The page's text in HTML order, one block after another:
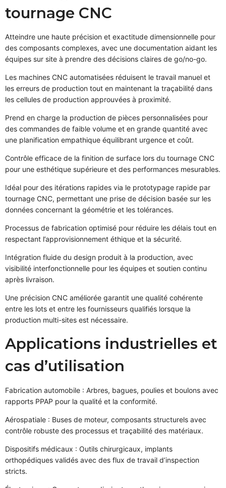
tournage CNC
Atteindre une haute précision et exactitude dimensionnelle pour
des composants complexes, avec une documentation aidant les
équipes sur site à prendre des décisions claires de go/no-go.
Les machines CNC automatisées réduisent le travail manuel et
les erreurs de production tout en maintenant la traçabilité dans
les cellules de production approuvées à proximité.
Prend en charge la production de pièces personnalisées pour
des commandes de faible volume et en grande quantité avec
une planification empathique équilibrant urgence et coût.
Contrôle efficace de la finition de surface lors du tournage CNC
pour une esthétique supérieure et des performances mesurables.
Idéal pour des itérations rapides via le prototypage rapide par
tournage CNC, permettant une prise de décision basée sur les
données concernant la géométrie et les tolérances.
Processus de fabrication optimisé pour réduire les délais tout en
respectant l’approvisionnement éthique et la sécurité.
Intégration fluide du design produit à la production, avec
visibilité interfonctionnelle pour les équipes et soutien continu
après livraison.
Une précision CNC améliorée garantit une qualité cohérente
entre les lots et entre les fournisseurs qualifiés lorsque la
production multi-sites est nécessaire.
Applications industrielles et
cas d’utilisation
Fabrication automobile : Arbres, bagues, poulies et boulons avec
rapports PPAP pour la qualité et la conformité.
Aérospatiale : Buses de moteur, composants structurels avec
contrôle robuste des processus et traçabilité des matériaux.
Dispositifs médicaux : Outils chirurgicaux, implants
orthopédiques validés avec des flux de travail d’inspection
stricts.